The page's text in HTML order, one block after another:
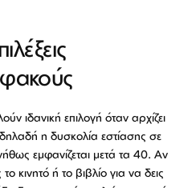
ιδανική επιλογή όταν αρχίζει
η δυσκολία εστίασης σε
εμφανίζεται μετά τα 40. Αν
κινητό ή το βιβλίο για να δεις